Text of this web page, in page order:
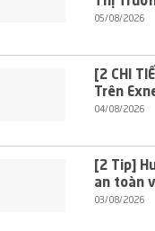
05/08/2026
[2 CHI
Trên
04/08/2026
[2 Tip]
an toàn
03/08/2026